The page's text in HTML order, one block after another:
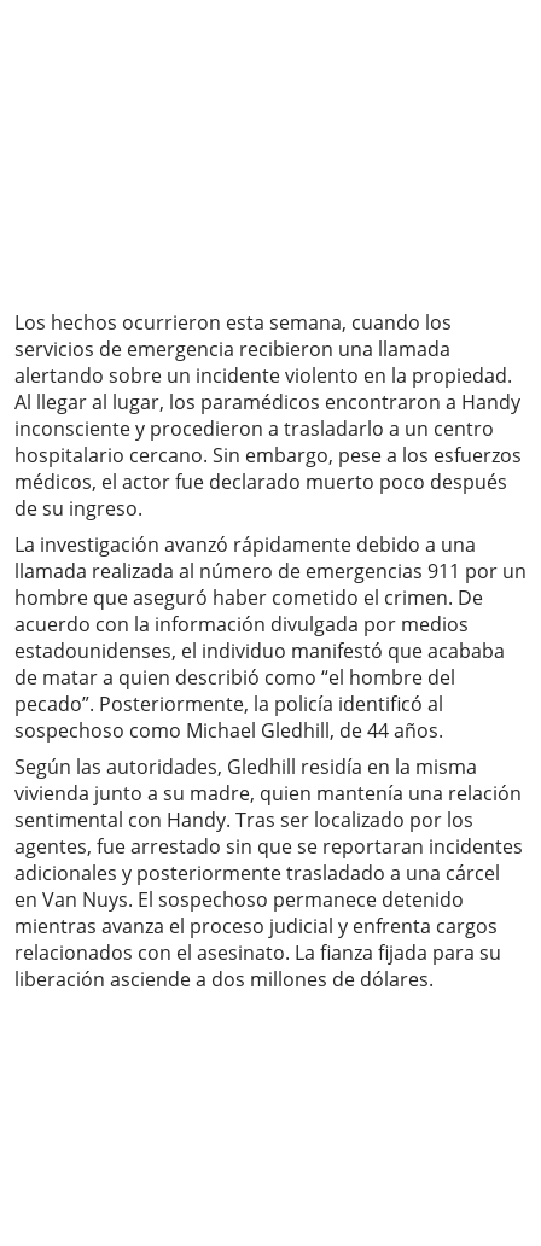
Los hechos ocurrieron esta semana, cuando los
servicios de emergencia recibieron una llamada
alertando sobre un incidente violento en la propiedad.
Al llegar al lugar, los paramédicos encontraron a Handy
inconsciente y procedieron a trasladarlo a un centro
hospitalario cercano. Sin embargo, pese a los esfuerzos
médicos, el actor fue declarado muerto poco después
de su ingreso.
La investigación avanzó rápidamente debido a una
llamada realizada al número de emergencias 911 por un
hombre que aseguró haber cometido el crimen. De
acuerdo con la información divulgada por medios
estadounidenses, el individuo manifestó que acababa
de matar a quien describió como “el hombre del
pecado”. Posteriormente, la policía identificó al
sospechoso como Michael Gledhill, de 44 años.
Según las autoridades, Gledhill residía en la misma
vivienda junto a su madre, quien mantenía una relación
sentimental con Handy. Tras ser localizado por los
agentes, fue arrestado sin que se reportaran incidentes
adicionales y posteriormente trasladado a una cárcel
en Van Nuys. El sospechoso permanece detenido
mientras avanza el proceso judicial y enfrenta cargos
relacionados con el asesinato. La fianza fijada para su
liberación asciende a dos millones de dólares.